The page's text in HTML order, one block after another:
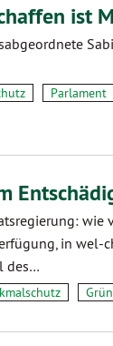
ist
Parlament
in wel-
des…